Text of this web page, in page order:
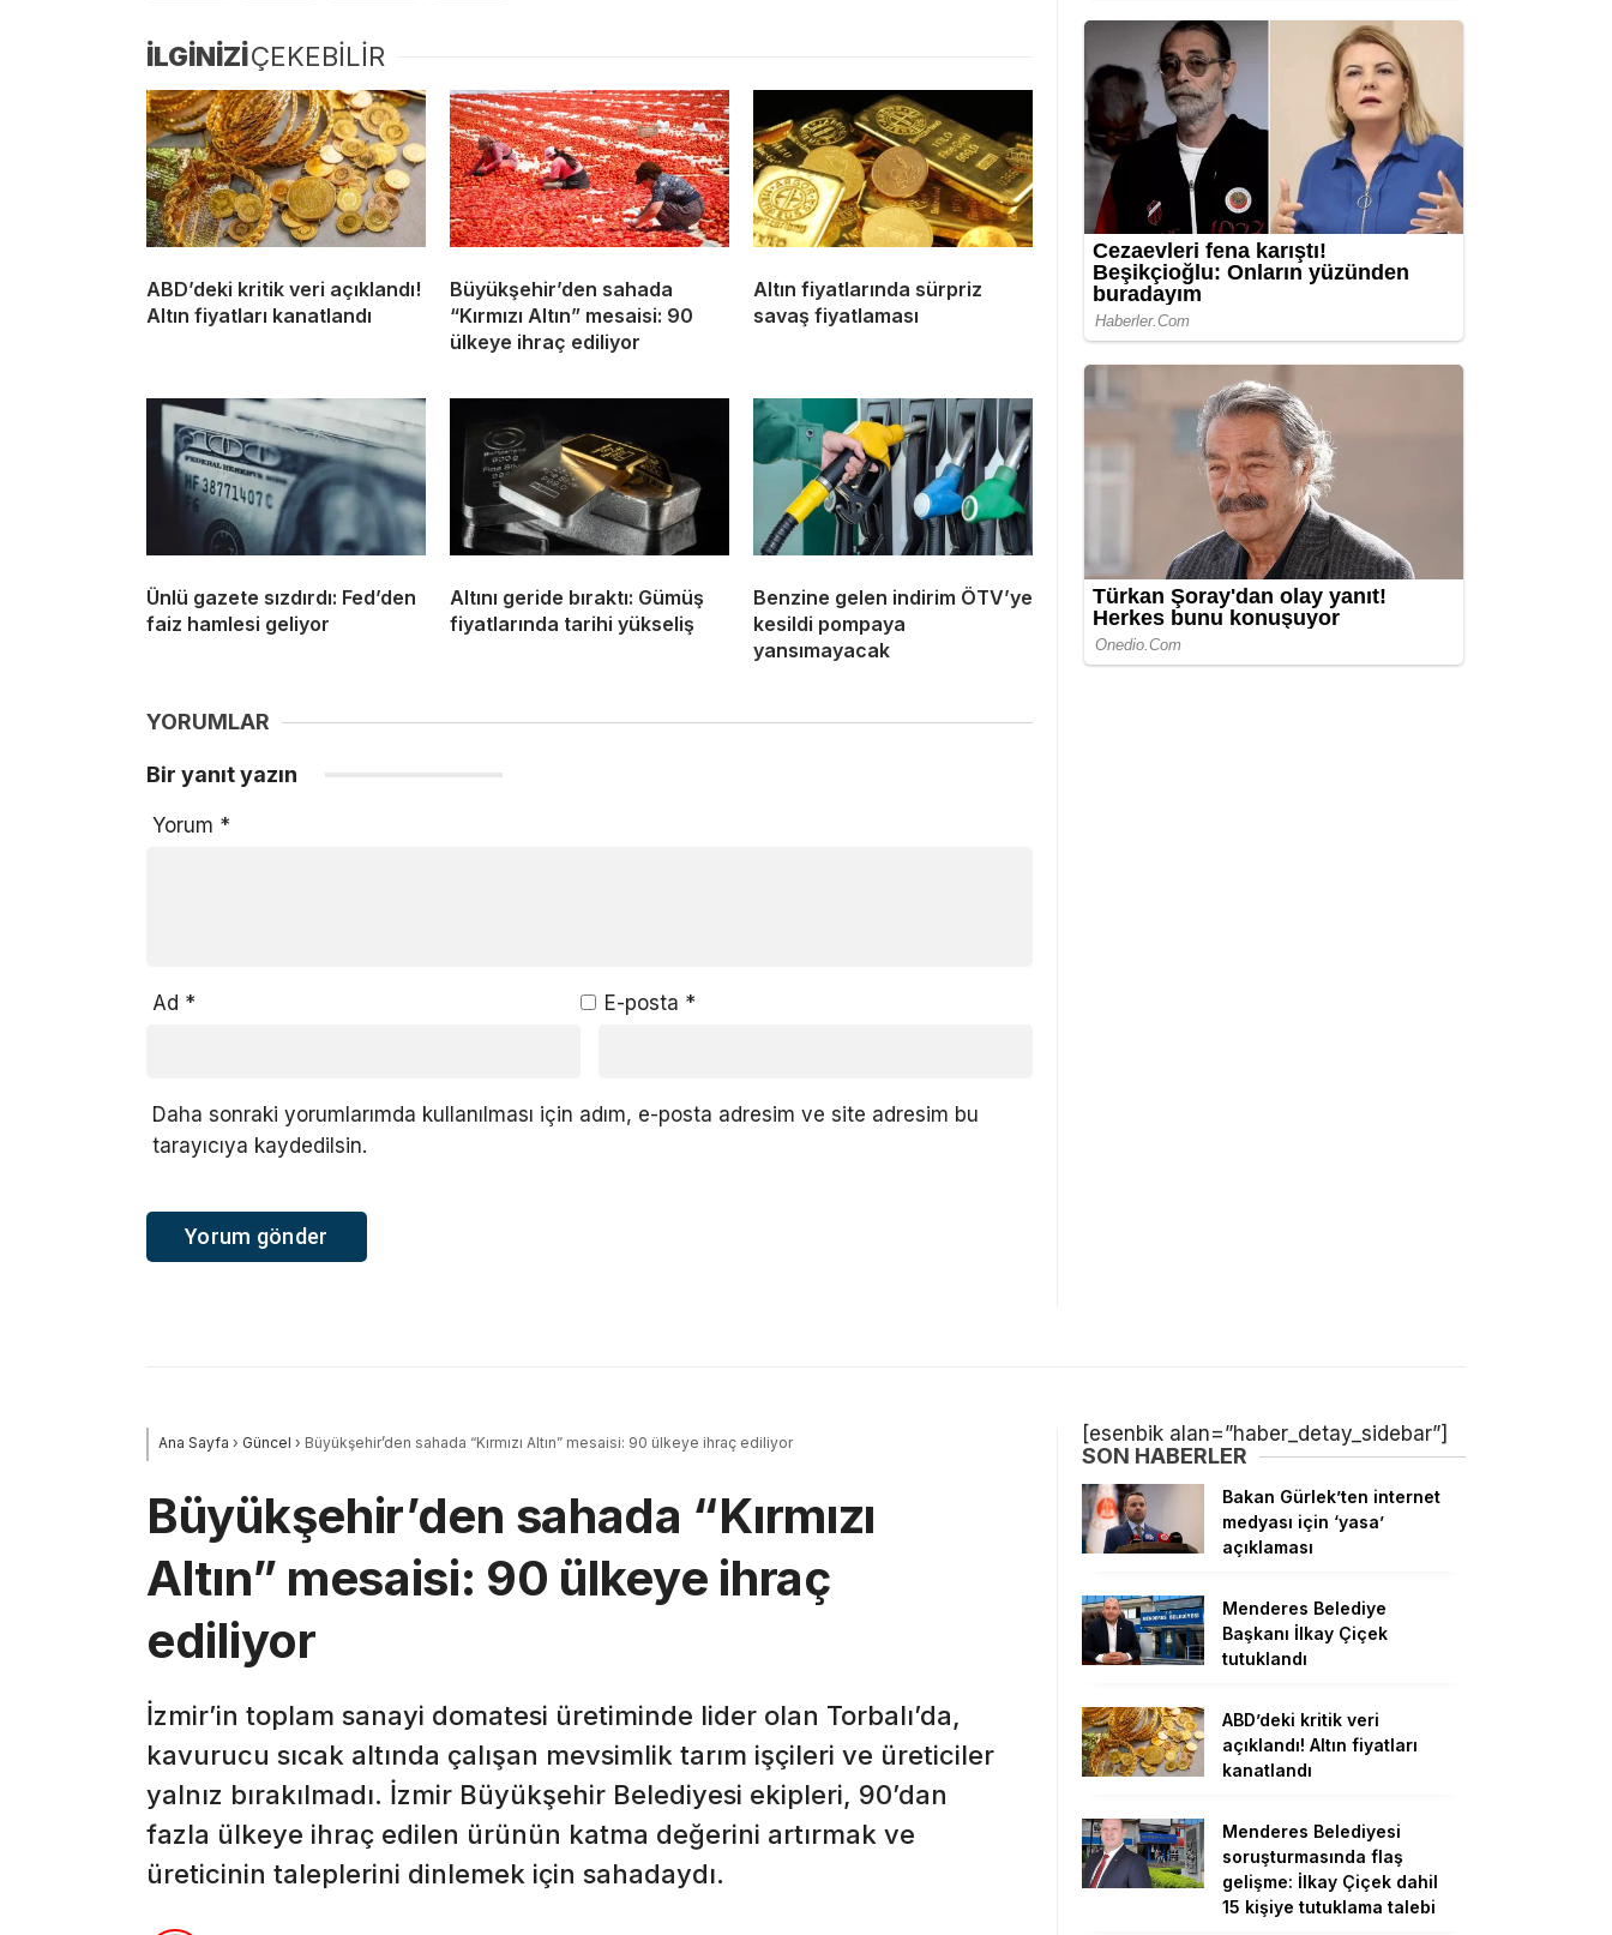
İLGİNİZİÇEKEBİLİR
ABD’deki kritik veri açıklandı!
Altın fiyatları kanatlandı
Büyükşehir’den sahada
“Kırmızı Altın” mesaisi: 90
ülkeye ihraç ediliyor
Altın fiyatlarında sürpriz
savaş fiyatlaması
Ünlü gazete sızdırdı: Fed’den
faiz hamlesi geliyor
Altını geride bıraktı: Gümüş
fiyatlarında tarihi yükseliş
Benzine gelen indirim ÖTV’ye
kesildi pompaya
yansımayacak
YORUMLAR
Bir yanıt yazın
Yorum *
Ad * E-posta *
Daha sonraki yorumlarımda kullanılması için adım, e-posta adresim ve site adresim bu
tarayıcıya kaydedilsin.
Ana Sayfa › Güncel › Büyükşehir’den sahada “Kırmızı Altın” mesaisi: 90 ülkeye ihraç ediliyor
Büyükşehir’den sahada “Kırmızı
Altın” mesaisi: 90 ülkeye ihraç
ediliyor
İzmir’in toplam sanayi domatesi üretiminde lider olan Torbalı’da,
kavurucu sıcak altında çalışan mevsimlik tarım işçileri ve üreticiler
yalnız bırakılmadı. İzmir Büyükşehir Belediyesi ekipleri, 90’dan
fazla ülkeye ihraç edilen ürünün katma değerini artırmak ve
üreticinin taleplerini dinlemek için sahadaydı.
[esenbik alan=”haber_detay_sidebar”]
SON HABERLER
Bakan Gürlek’ten internet
medyası için ‘yasa’
açıklaması
Menderes Belediye
Başkanı İlkay Çiçek
tutuklandı
ABD’deki kritik veri
açıklandı! Altın fiyatları
kanatlandı
Menderes Belediyesi
soruşturmasında flaş
gelişme: İlkay Çiçek dahil
15 kişiye tutuklama talebi